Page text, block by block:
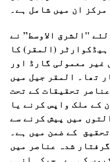
ان میں شامل ہے۔
"الشرق الاوسط” نے
(المقر) کا
غیر معمولی گارڈ اور
تھا۔ المقر جیل میں
تحقیقات کے تحت
کے ملک واپس کرنے یا
میں پیش کرنے سے
کے ضمن میں ہے۔
شدہ عناصر میں